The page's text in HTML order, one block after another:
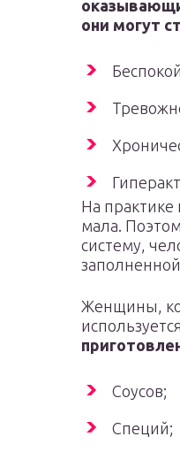
они могут
На практике
мала.
систему,
Женщины,
Соусов;
Специй;